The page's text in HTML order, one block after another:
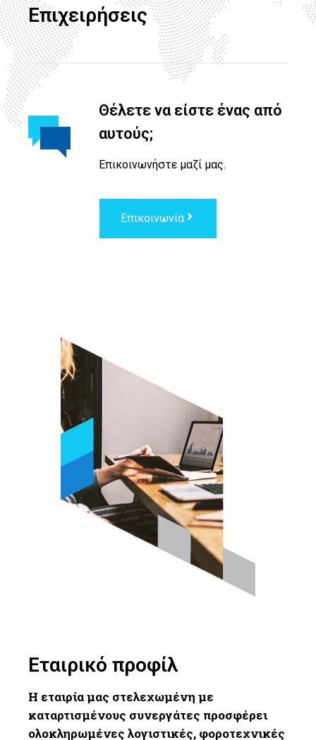
Επιχειρήσεις
Θέλετε να είστε ένας από
αυτούς;
Επικοινωνήστε μαζί μας.
Επικοινωνία
Εταιρικό προφίλ
Η εταιρία μας στελεχωμένη με
καταρτισμένους συνεργάτες προσφέρει
ολοκληρωμένες λογιστικές, φοροτεχνικές